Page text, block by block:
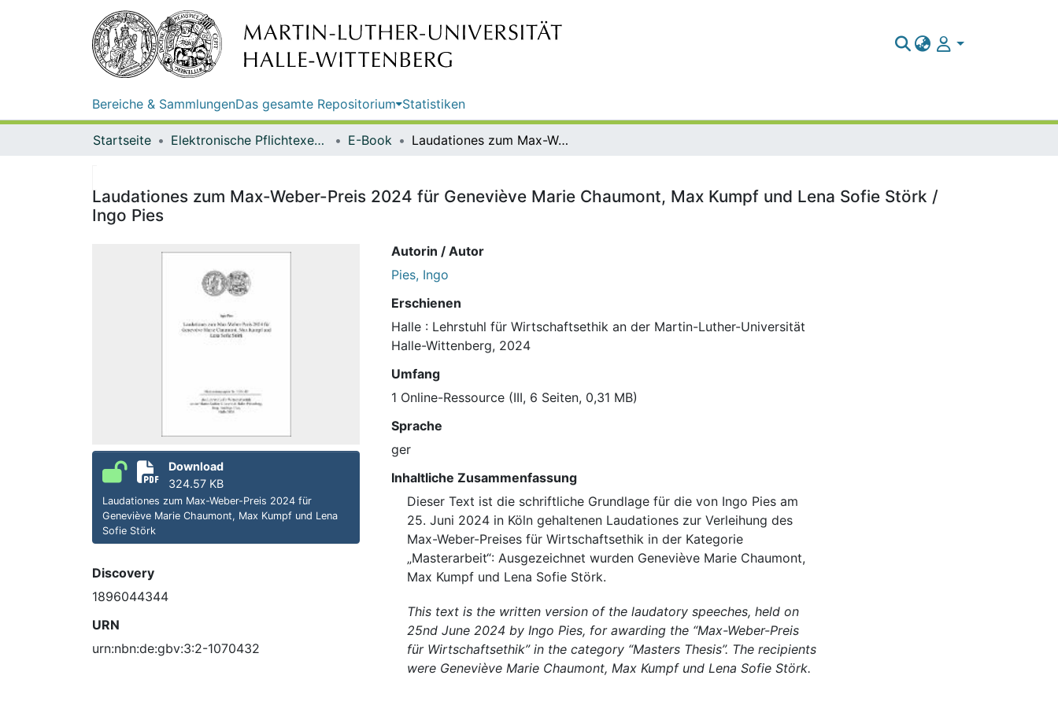
Bereiche & SammlungenDas gesamte Repositorium Statistiken
Startseite Elektronische Pflichtexemplare E-Book Laudationes zum Max-Weber-Preis 2024 für Geneviève Marie Chaumont, Max Kumpf und Lena Sofie Störk / Ingo Pies
Laudationes zum Max-Weber-Preis 2024 für Geneviève Marie Chaumont, Max Kumpf und Lena Sofie Störk /
Ingo Pies
Download
324.57 KB
Laudationes zum Max-Weber-Preis 2024 für
Geneviève Marie Chaumont, Max Kumpf und Lena
Sofie Störk
Discovery
1896044344
URN
urn:nbn:de:gbv:3:2-1070432
Autorin / Autor
Pies, Ingo
Erschienen
Halle : Lehrstuhl für Wirtschaftsethik an der Martin-Luther-Universität
Halle-Wittenberg, 2024
Umfang
1 Online-Ressource (III, 6 Seiten, 0,31 MB)
Sprache
ger
Inhaltliche Zusammenfassung
Dieser Text ist die schriftliche Grundlage für die von Ingo Pies am
25. Juni 2024 in Köln gehaltenen Laudationes zur Verleihung des
Max-Weber-Preises für Wirtschaftsethik in der Kategorie
„Masterarbeit“: Ausgezeichnet wurden Geneviève Marie Chaumont,
Max Kumpf und Lena Sofie Störk.
This text is the written version of the laudatory speeches, held on
25nd June 2024 by Ingo Pies, for awarding the “Max-Weber-Preis
für Wirtschaftsethik” in the category “Masters Thesis”. The recipients
were Geneviève Marie Chaumont, Max Kumpf und Lena Sofie Störk.